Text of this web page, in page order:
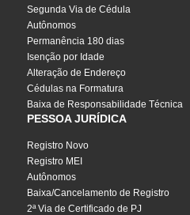
Segunda Via de Cédula
Autônomos
Permanência 180 dias
Isenção por Idade
Alteração de Endereço
Cédulas na Formatura
Baixa de Responsabilidade Técnica
PESSOA JURÍDICA
Registro Novo
Registro MEI
Autônomos
Baixa/Cancelamento de Registro
2ª Via de Certificado de PJ